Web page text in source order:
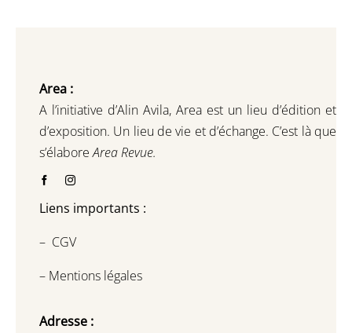
Area :
A l’initiative d’Alin Avila, Area est un lieu d’édition et
d’exposition. Un lieu de vie et d’échange. C’est là que
s’élaboreArea Revue.
Liens importants :
– CGV
– Mentions légales
Adresse :